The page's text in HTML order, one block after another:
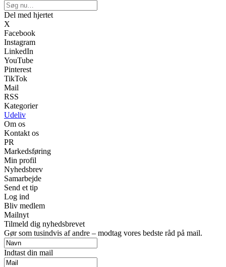
Del med hjertet
X
Facebook
Instagram
LinkedIn
YouTube
Pinterest
TikTok
Mail
RSS
Kategorier
Udeliv
Om os
Kontakt os
PR
Markedsføring
Min profil
Nyhedsbrev
Samarbejde
Send et tip
Log ind
Bliv medlem
Mailnyt
Tilmeld dig nyhedsbrevet
Gør som tusindvis af andre – modtag vores bedste råd på mail.
Indtast din mail